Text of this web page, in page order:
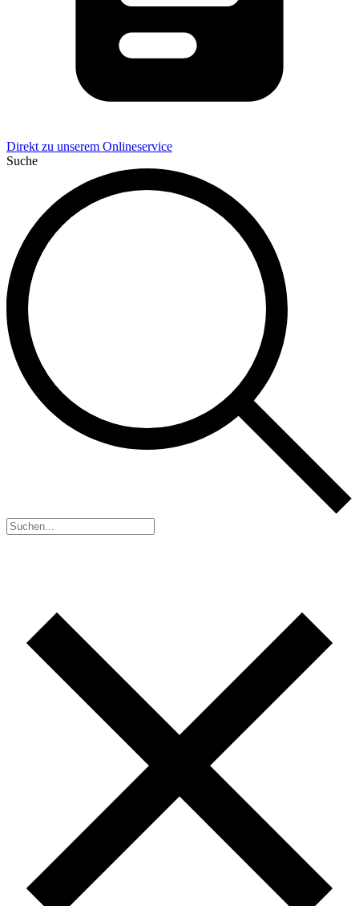
Direkt zu unserem Onlineservice
Suche